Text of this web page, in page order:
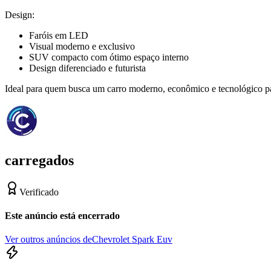
Design:
Faróis em LED
Visual moderno e exclusivo
SUV compacto com ótimo espaço interno
Design diferenciado e futurista
Ideal para quem busca um carro moderno, econômico e tecnológico
carregados
Verificado
Este anúncio está encerrado
Ver outros anúncios deChevrolet Spark Euv